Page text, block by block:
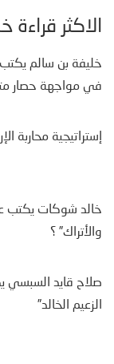
الأكثر قراءة
خليفة بن سالم
في مواجهة حصار
إستراتيجية
خالد شوكات يكتب
والأتراك” ؟
صلاح قايد السبسي
الزعيم الخالد”